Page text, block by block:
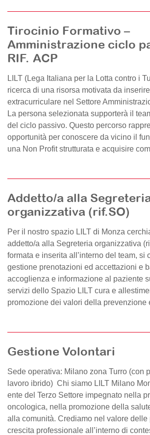
Tirocinio Formativo –
Amministrazione ciclo
RIF. ACP
LILT (Lega Italiana per la Lotta contro i
ricerca di una risorsa motivata da
extracurriculare nel Settore
La persona selezionata supporterà il
del ciclo passivo. Questo percorso
opportunità per conoscere da vicino il
una Non Profit strutturata e acquisire
Addetto/a alla
organizzativa (rif.SO)
Per il nostro spazio LILT di Monza
addetto/a alla Segreteria organizzativa
formata e inserita all’interno del team, si
gestione prenotazioni ed accettazioni e
accoglienza e informazione al paziente
servizi dello Spazio LILT cura e
promozione dei valori della prevenzione
Gestione Volontari
Sede operativa: Milano zona Turro (con
lavoro ibrido) Chi siamo LILT Milano
ente del Terzo Settore impegnato nella
oncologica, nella promozione della
alla comunità. Crediamo nel valore delle
crescita professionale all’interno di